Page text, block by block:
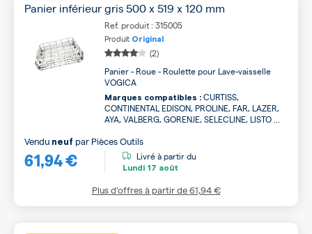
Panier inférieur gris 500 x 519 x 120 mm
Ref. produit : 315005
Produit Original
(2)
Panier - Roue - Roulette pour Lave-vaisselle
VOGICA
Marques compatibles : CURTISS,
CONTINENTAL EDISON, PROLINE, FAR, LAZER,
AYA, VALBERG, GORENJE, SELECLINE, LISTO ...
61,94 €
Vendu neuf par Pièces Outils
Livré à partir du
Lundi 17 août
Plus d’offres à partir de61,94 €